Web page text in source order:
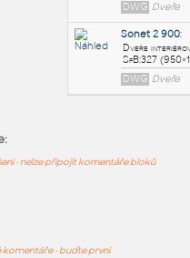
- nelze připojit komentáře bloků
komentáře - buďte první